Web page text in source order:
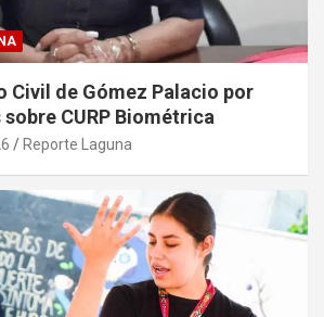
Civil de Gómez Palacio por
CURP Biométrica
Reporte Laguna